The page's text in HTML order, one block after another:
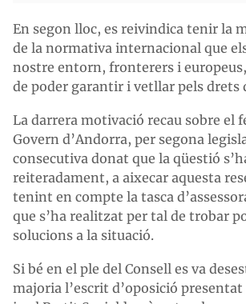
En segon lloc, es reivindica tenir la
de la normativa internacional que
nostre entorn, fronterers i
de poder garantir i vetllar pels drets
La darrera motivació recau sobre el
Govern d’Andorra, per segona
consecutiva donat que la qüestió
reiteradament, a aixecar aquesta
tenint en compte la tasca
que s’ha realitzat per tal de trobar
solucions a la situació.
Si bé en el ple del Consell es va
majoria l’escrit d’oposició